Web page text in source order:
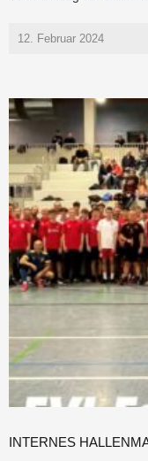
12. Februar 2024
INTERNES